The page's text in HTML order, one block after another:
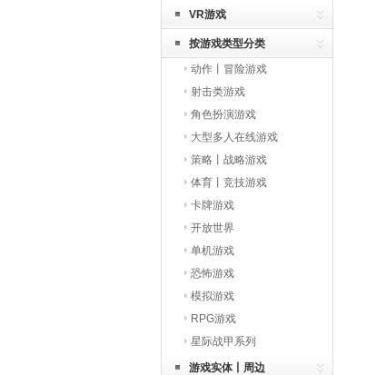
VR游戏
按游戏类型分类
动作丨冒险游戏
射击类游戏
角色扮演游戏
大型多人在线游戏
策略丨战略游戏
体育丨竞技游戏
卡牌游戏
开放世界
单机游戏
恐怖游戏
模拟游戏
RPG游戏
星际战甲系列
游戏实体丨周边